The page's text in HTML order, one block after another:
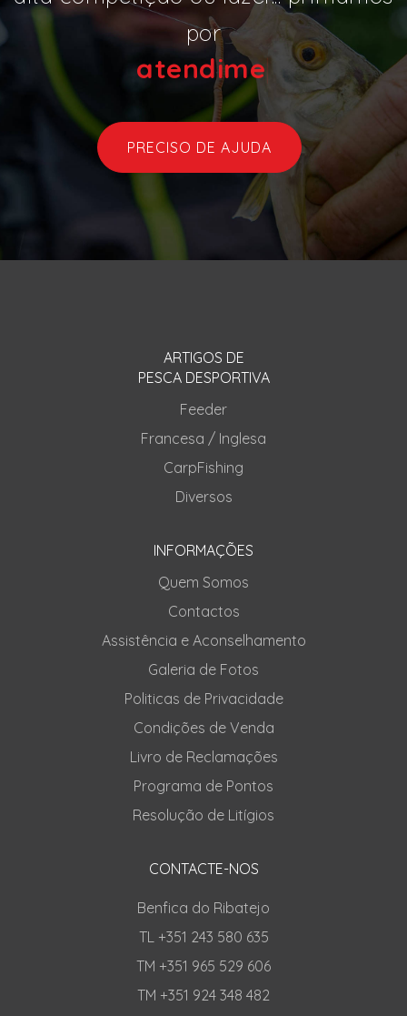
por
atendi|
PRECISO DE AJUDA
ARTIGOS DE
PESCA DESPORTIVA
Feeder
Francesa / Inglesa
CarpFishing
Diversos
INFORMAÇÕES
Quem Somos
Contactos
Assistência e Aconselhamento
Galeria de Fotos
Politicas de Privacidade
Condições de Venda
Livro de Reclamações
Programa de Pontos
Resolução de Litígios
CONTACTE-NOS
Benfica do Ribatejo
TL +351 243 580 635
TM +351 965 529 606
TM +351 924 348 482